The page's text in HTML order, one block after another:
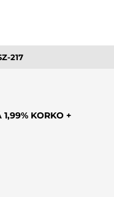
217
KORKO +